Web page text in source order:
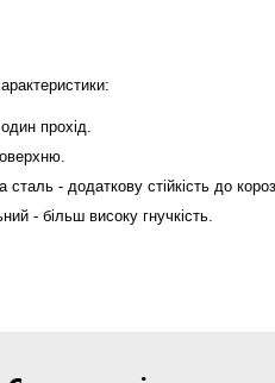
прохід.
- додаткову стійкість до
- більш високу гнучкість.